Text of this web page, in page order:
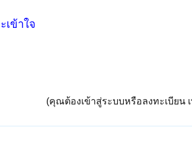
ยู่ที่ไหน
ทธศาสนาเป็นงานใหญ่ สมัย ร.4 ทรงใช้
ถกถา ซึ่งครูอาจารย์รุ่นเก่า ท่านอธิบาย และข้อแย้ง
ข้าใจ
(คุณต้องเข้าสู่ระบบหรือลงทะเบียน